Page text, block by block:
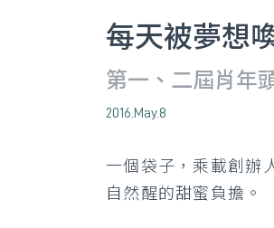
每天被夢想
第一、二屆肖年
2016.May.8
一個袋子，乘載創辦
自然醒的甜蜜負擔。